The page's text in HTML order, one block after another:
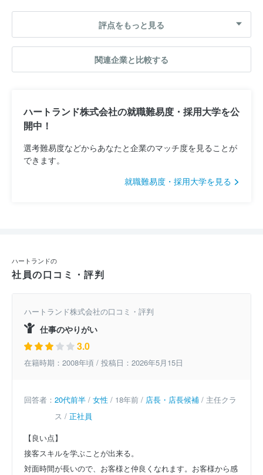
評点をもっと見る
関連企業と比較する
ハートランド株式会社の就職難易度・採用大学を公
開中！
選考難易度などからあなたと企業のマッチ度を見ることが
できます。
就職難易度・採用大学を見る
ハートランドの
社員の口コミ・評判
ハートランド株式会社の口コミ・評判
仕事のやりがい
3.0
在籍時期：2008年頃 / 投稿日：2026年5月15日
回答者： 20代前半 / 女性 / 18年前 / 店長・店長候補 / 主任クラ
ス / 正社員
【良い点】
接客スキルを学ぶことが出来る。
対面時間が長いので、お客様と仲良くなれます。お客様から感